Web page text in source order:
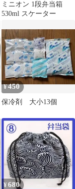
ミニオン 1段弁当箱
530ml スケーター
¥450
保冷剤 大小13個
¥680